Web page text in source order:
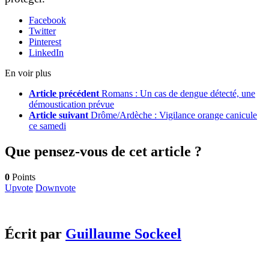
Facebook
Twitter
Pinterest
LinkedIn
En voir plus
Article précédent Romans : Un cas de dengue détecté, une
démoustication prévue
Article suivant Drôme/Ardèche : Vigilance orange canicule
ce samedi
Que pensez-vous de cet article ?
0 Points
Upvote Downvote
Écrit par Guillaume Sockeel